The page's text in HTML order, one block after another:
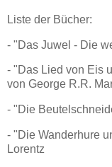
Liste der Bücher:
- "Das Juwel - Die
- "Das Lied von Eis
von George R.R.
- "Die
- "Die Wanderhure
Lorentz